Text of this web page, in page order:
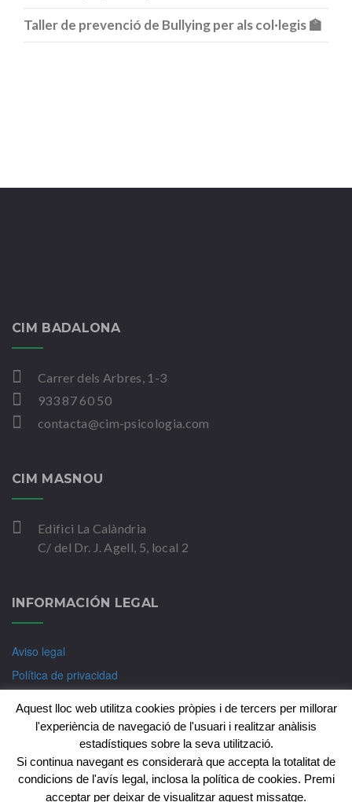
Taller de prevenció de Bullying per als col·legis 🏫
CIM BADALONA
Carrer dels Arbres, 1-3
933 87 60 50
contacta@cim-psicologia.com
CIM MASNOU
Edifici La Calàndria
C/ del Dr. J. Agell, 5, local 2
INFORMACIÓN LEGAL
Aviso legal
Política de privacidad
Copyright © CIM-Psicologia Badalona 2018. Tots els
drets reservats
Aquest lloc web utilitza cookies pròpies i de tercers per millorar
l'experiència de navegació de l'usuari i realitzar anàlisis
estadístiques sobre la seva utilització.
Si continua navegant es considerarà que accepta la totalitat de
condicions de l'avís legal, inclosa la política de cookies. Premi
acceptar per deixar de visualitzar aquest missatge.